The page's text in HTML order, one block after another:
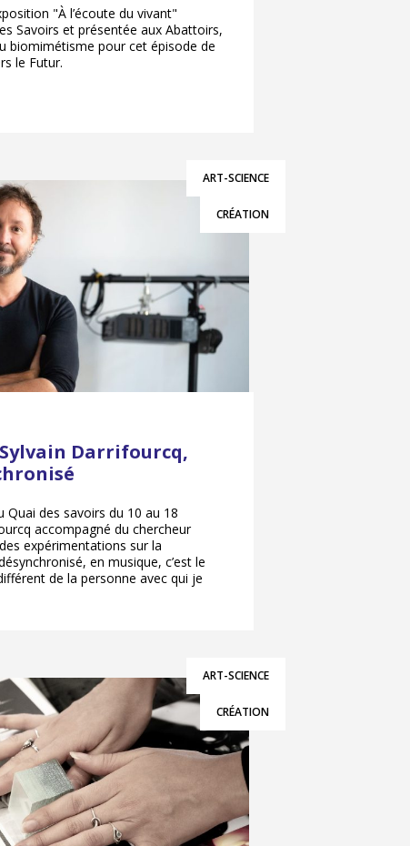
"À l’écoute du vivant"
Savoirs et présentée aux Abattoirs,
biomimétisme pour cet épisode de
le Futur.
ART-SCIENCE
CRÉATION
Darrifourcq,
Quai des savoirs du 10 au 18
accompagné du chercheur
expérimentations sur la
en musique, c’est le
de la personne avec qui je
ART-SCIENCE
CRÉATION